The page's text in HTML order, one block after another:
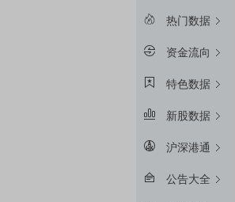
热门数据
资金流向
特色数据
新股数据
沪深港通
公告大全